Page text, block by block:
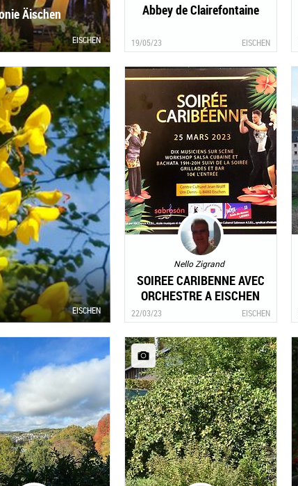
Äischen
EISCHEN
Abbey de Clairefontaine
19/05/23 EISCHEN
EISCHEN
Nello Zigrand
SOIREE CARIBENNE AVEC
ORCHESTRE A EISCHEN
samedi 25 mars 2023
22/03/23 EISCHEN